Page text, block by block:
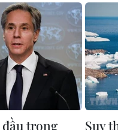
trong Suy